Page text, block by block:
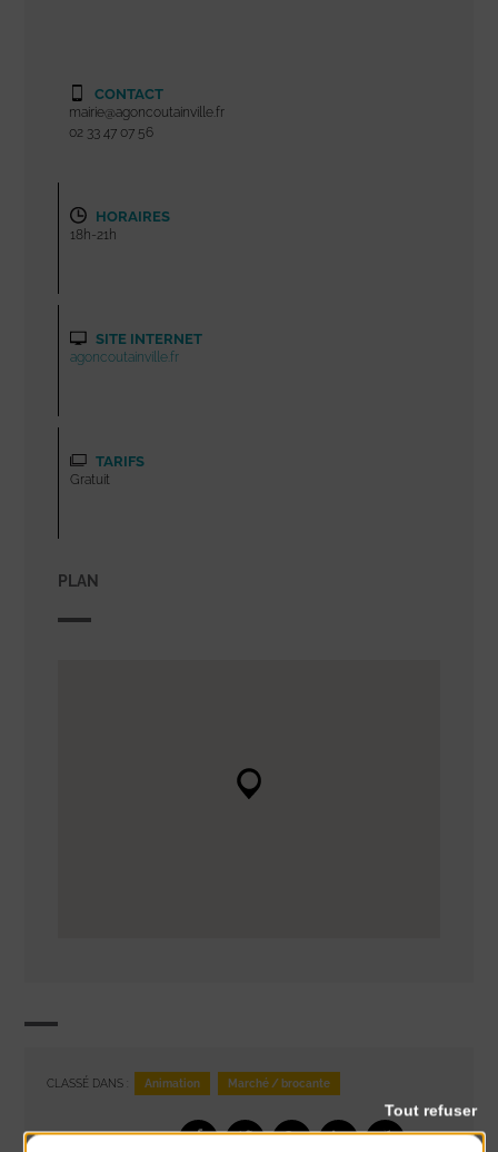
CONTACT
mairie@agoncoutainville.fr
02 33 47 07 56
HORAIRES
18h-21h
SITE INTERNET
agoncoutainville.fr
TARIFS
Gratuit
PLAN
CLASSÉ DANS : Animation Marché / brocante
PARTAGER CETTE INFO :
Tout refuser